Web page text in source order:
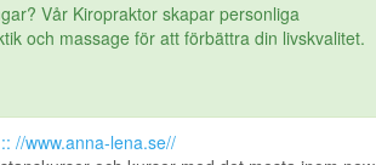
Vår Kiropraktor skapar personliga
och massage för att förbättra din livskvalitet.
//www.anna-lena.se//